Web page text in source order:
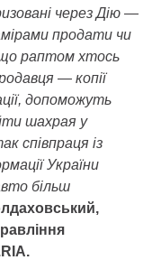
через Дію —
продати чи
раптом хтось
— копії
допоможуть
шахрая у
співпраця із
України
більш